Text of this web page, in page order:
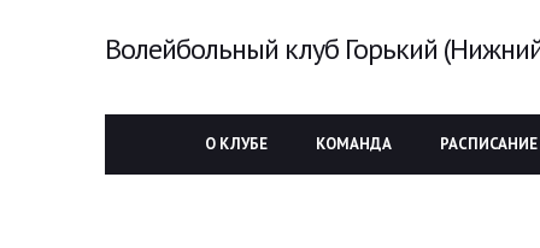
Волейбольный клуб Горький
О КЛУБЕ КОМАНДА